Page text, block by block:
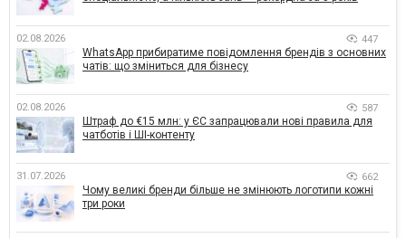
02.08.2026 447
WhatsApp прибиратиме повідомлення брендів з основних
чатів: що зміниться для бізнесу
02.08.2026 587
Штраф до €15 млн: у ЄС запрацювали нові правила для
чатботів і ШІ-контенту
31.07.2026 662
Чому великі бренди більше не змінюють логотипи кожні
три роки